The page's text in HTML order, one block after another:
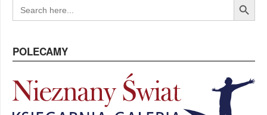
SEARCH
FOR:
POLECAMY